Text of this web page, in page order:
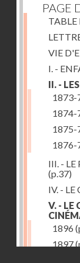
PAGE
TABLE
VIE
I. -
II. -
1873-
1874-
1875-
1876-
III. - LE
(p.37)
IV. -
V. - LE
1896
1897